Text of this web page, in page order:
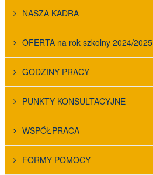
NASZA KADRA
OFERTA na rok szkolny 2024/2025
GODZINY PRACY
PUNKTY KONSULTACYJNE
WSPÓŁPRACA
FORMY POMOCY